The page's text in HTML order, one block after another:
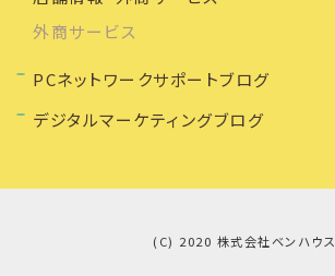
外商サービス
PCネットワークサポートブログ
デジタルマーケティングブログ
(C) 2020 株式会社ベンハウス